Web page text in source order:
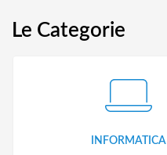
Le Categorie
INFORMATICA